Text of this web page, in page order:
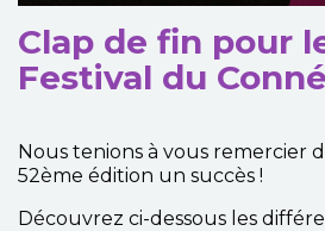
Clap de fin pour
Festival du
Nous tenions à vous remercier
52ème édition un succès !
Découvrez ci-dessous les